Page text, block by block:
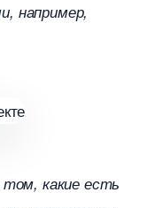
например,
какие есть